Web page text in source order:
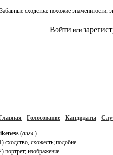
Забавные сходства: похожие
Войти или
Голосование Кандидаты
(англ.)
1) сходство, схожесть; подобие
портрет; изображение